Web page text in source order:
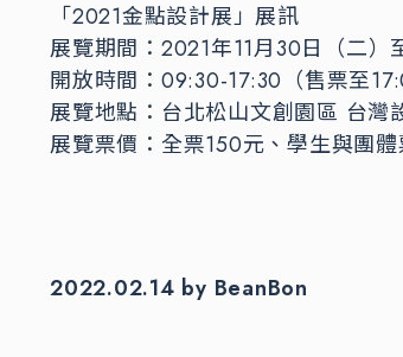
「2021金點設計展」展訊
展覽期間：2021年11月30日（二）
開放時間：09:30-17:30（售票至
展覽地點：台北松山文創園區 台灣
展覽票價：全票150元、學生與團
2022.02.14 by BeanBon